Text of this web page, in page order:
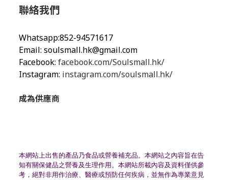
聯絡我們
Whatsapp:852-94571617
Email: soulsmall.hk@gmail.com
Facebook: facebook.com/Soulsmall.hk/
Instagram: instagram.com/soulsmall.hk/
成為供應商
本網站上出售的產品乃食品或營養補充品。 本網站之內容旨在告
知有關保健品之營養及生理作用。 本網站所載內容及資料僅供參
考，絕對非用作治療、 醫療或預防任何疾病，並無作為專業意見